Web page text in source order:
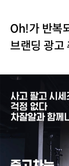
Oh!가 반복
브랜딩 광고